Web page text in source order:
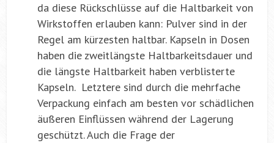
da diese Rückschlüsse auf die Haltbarkeit von
Wirkstoffen erlauben kann: Pulver sind in der
Regel am kürzesten haltbar. Kapseln in Dosen
haben die zweitlängste Haltbarkeitsdauer und
die längste Haltbarkeit haben verblisterte
Kapseln. Letztere sind durch die mehrfache
Verpackung einfach am besten vor schädlichen
äußeren Einflüssen während der Lagerung
geschützt. Auch die Frage der